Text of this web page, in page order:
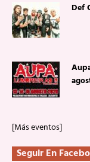
Def
[Más eventos]
Seguir En